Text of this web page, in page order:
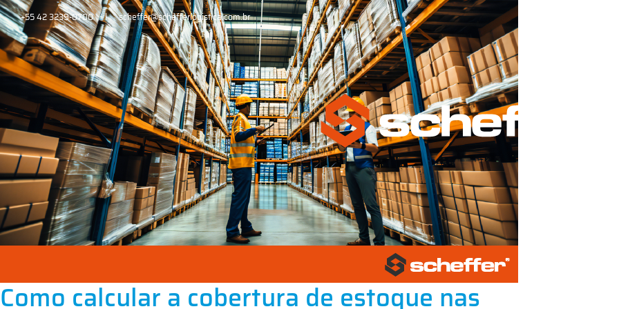
+55 42 3239-0700 scheffer@schefferlogistica.com.br
Como calcular a cobertura de estoque nas